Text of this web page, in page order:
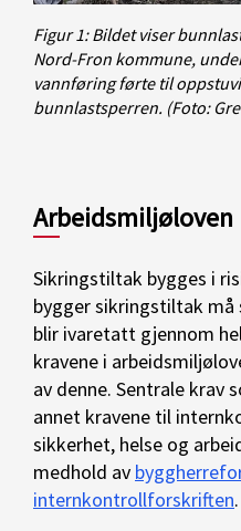
Figur 1: Bildet viser
Nord-Fron kommune,
vannføring førte til
bunnlastsperren. (Foto:
Arbeidsmiljøloven
Sikringstiltak bygges i
bygger sikringstiltak
blir ivaretatt gjennom
kravene i
av denne. Sentrale krav
annet kravene til
sikkerhet, helse og
medhold av
internkontrollforskriften.